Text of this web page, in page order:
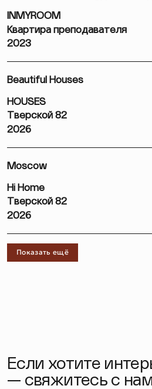
INMYROOM
Квартира преподавателя
2023
Beautiful Houses
HOUSES
Тверской 82
2026
Moscow
Hi Home
Тверской 82
2026
Показать ещё
Если хотите
— свяжитесь с